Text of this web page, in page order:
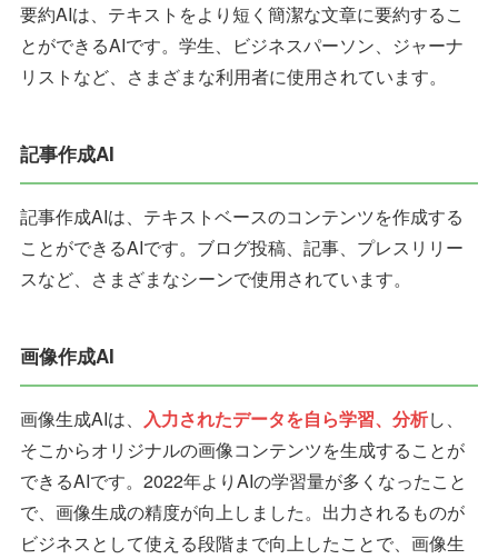
要約AIは、テキストをより短く簡潔な文章に要約するこ
とができるAIです。学生、ビジネスパーソン、ジャーナ
リストなど、さまざまな利用者に使用されています。
記事作成AI
記事作成AIは、テキストベースのコンテンツを作成する
ことができるAIです。ブログ投稿、記事、プレスリリー
スなど、さまざまなシーンで使用されています。
画像作成AI
画像生成AIは、 入力されたデータを自ら学習、分析し、
そこからオリジナルの画像コンテンツを生成することが
できるAIです。2022年よりAIの学習量が多くなったこと
で、画像生成の精度が向上しました。出力されるものが
ビジネスとして使える段階まで向上したことで、画像生